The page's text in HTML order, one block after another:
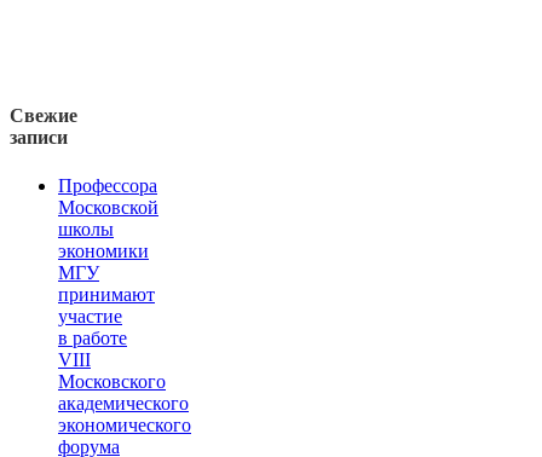
Свежие
записи
Профессора
Московской
школы
экономики
МГУ
принимают
участие
в работе
VIII
Московского
академического
экономического
форума